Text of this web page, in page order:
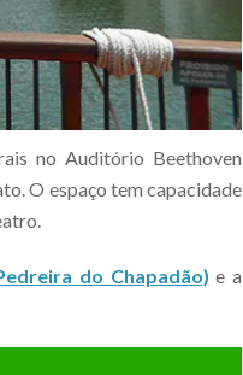
no Auditório Beethoven
O espaço tem capacidade
do Chapadão) e a